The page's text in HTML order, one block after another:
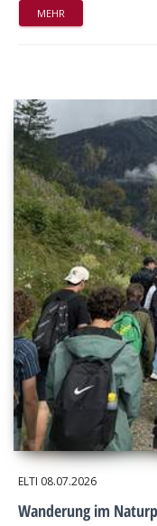
MEHR
ELTI 08.07.2026
Wanderung im